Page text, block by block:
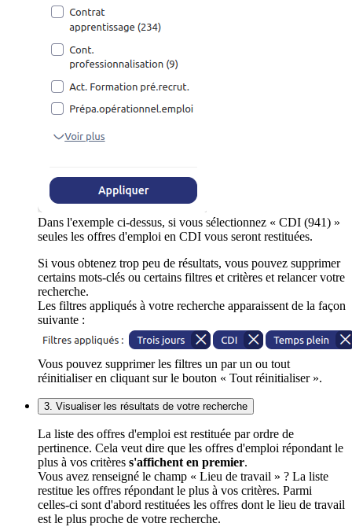
Dans l'exemple ci-dessus, si vous sélectionnez « CDI (941) »
seules les offres d'emploi en CDI vous seront restituées.
Si vous obtenez trop peu de résultats, vous pouvez supprimer
certains mots-clés ou certains filtres et critères et relancer votre
recherche.
Les filtres appliqués à votre recherche apparaissent de la façon
suivante :
Vous pouvez supprimer les filtres un par un ou tout
réinitialiser en cliquant sur le bouton « Tout réinitialiser ».
3. Visualiser les résultats de votre recherche
La liste des offres d'emploi est restituée par ordre de
pertinence. Cela veut dire que les offres d'emploi répondant le
plus à vos critères s'affichent en premier.
Vous avez renseigné le champ « Lieu de travail » ? La liste
restitue les offres répondant le plus à vos critères. Parmi
celles-ci sont d'abord restituées les offres dont le lieu de travail
est le plus proche de votre recherche.